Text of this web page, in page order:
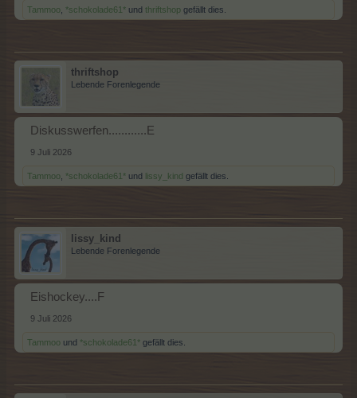
Tammoo *schokolade61* und thriftshop gefällt dies.
thriftshop
Lebende Forenlegende
Diskusswerfen............E
9 Juli 2026
Tammoo *schokolade61* und lissy_kind gefällt dies.
lissy_kind
Lebende Forenlegende
Eishockey....F
9 Juli 2026
Tammoo und *schokolade61* gefällt dies.